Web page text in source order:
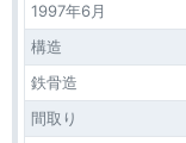
1997年6月
構造
鉄骨造
間取り